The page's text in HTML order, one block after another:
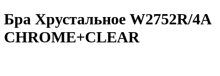
Бра Хрустальное W2752R/4A
CHROME+CLEAR